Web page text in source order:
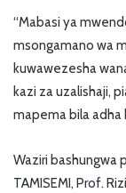
“Mabasi ya
msongamano wa
kuwawezesha
kazi za uzalishaji,
mapema bila adha
Waziri bashungwa
TAMISEMI, Prof.